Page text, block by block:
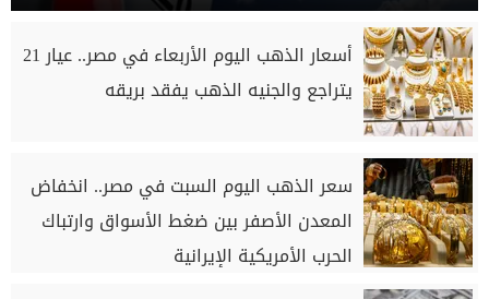
أسعار الذهب اليوم الأربعاء في مصر.. عيار 21
يتراجع والجنيه الذهب يفقد بريقه
سعر الذهب اليوم السبت في مصر.. انخفاض
المعدن الأصفر بين ضغط الأسواق وارتباك
الحرب الأمريكية الإيرانية